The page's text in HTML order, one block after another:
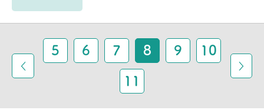
5 6 7 8 9 10
11